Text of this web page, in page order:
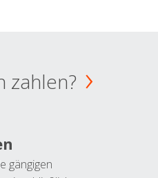
zahlen?
gängigen